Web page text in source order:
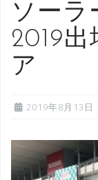
ソーラ
2019
ア
2019年8月13日